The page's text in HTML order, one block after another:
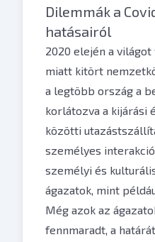
Dilemmák a
hatásairól
2020 elején a
miatt kitört
a legtöbb ország a
korlátozva a kijárási
közötti
személyes
személyi és
ágazatok, mint
Még azok az
fennmaradt, a